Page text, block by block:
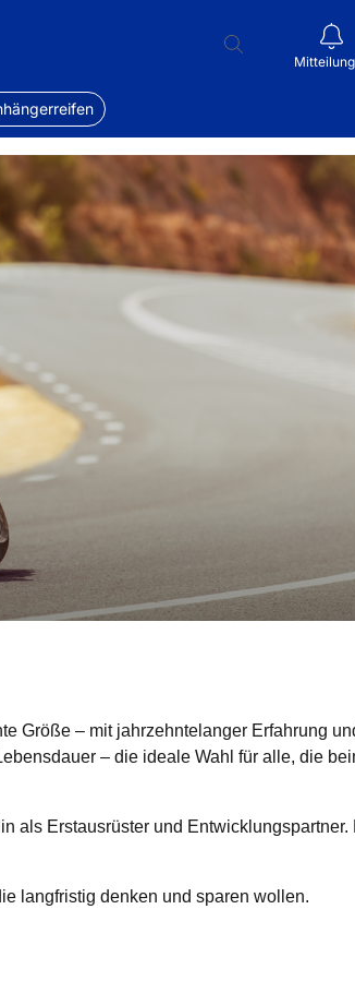
Größe – mit jahrzehntelanger Erfahrung
– die ideale Wahl für alle, die
Erstausrüster und
langfristig denken und sparen wollen.